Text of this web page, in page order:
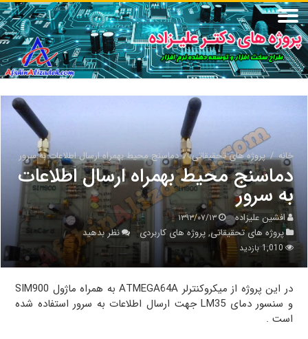
خانه / پروژه های تحقیقاتی / دماسنج محیط بهمراه ارسال اطلاعات به سرور
دماسنج محیط بهمراه ارسال اطلاعات
به سرور
افشین علیزاده ۱۳۹۳/۰۷/۱۳
پروژه های تحقیقاتی,پروژه های کاربردی نظر بدهید
1,010 بازدید
در این پروژه از میکروکنترلر ATMEGA64A به همراه ماژول SIM900
و سنسور دمای LM35 جهت ارسال اطلاعات به سرور استفاده شده
است .